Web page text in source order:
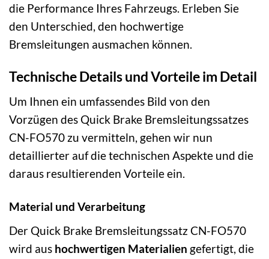
die Performance Ihres Fahrzeugs. Erleben Sie
den Unterschied, den hochwertige
Bremsleitungen ausmachen können.
Technische Details und Vorteile im Detail
Um Ihnen ein umfassendes Bild von den
Vorzügen des Quick Brake Bremsleitungssatzes
CN-FO570 zu vermitteln, gehen wir nun
detaillierter auf die technischen Aspekte und die
daraus resultierenden Vorteile ein.
Material und Verarbeitung
Der Quick Brake Bremsleitungssatz CN-FO570
wird aus hochwertigen Materialien gefertigt, die